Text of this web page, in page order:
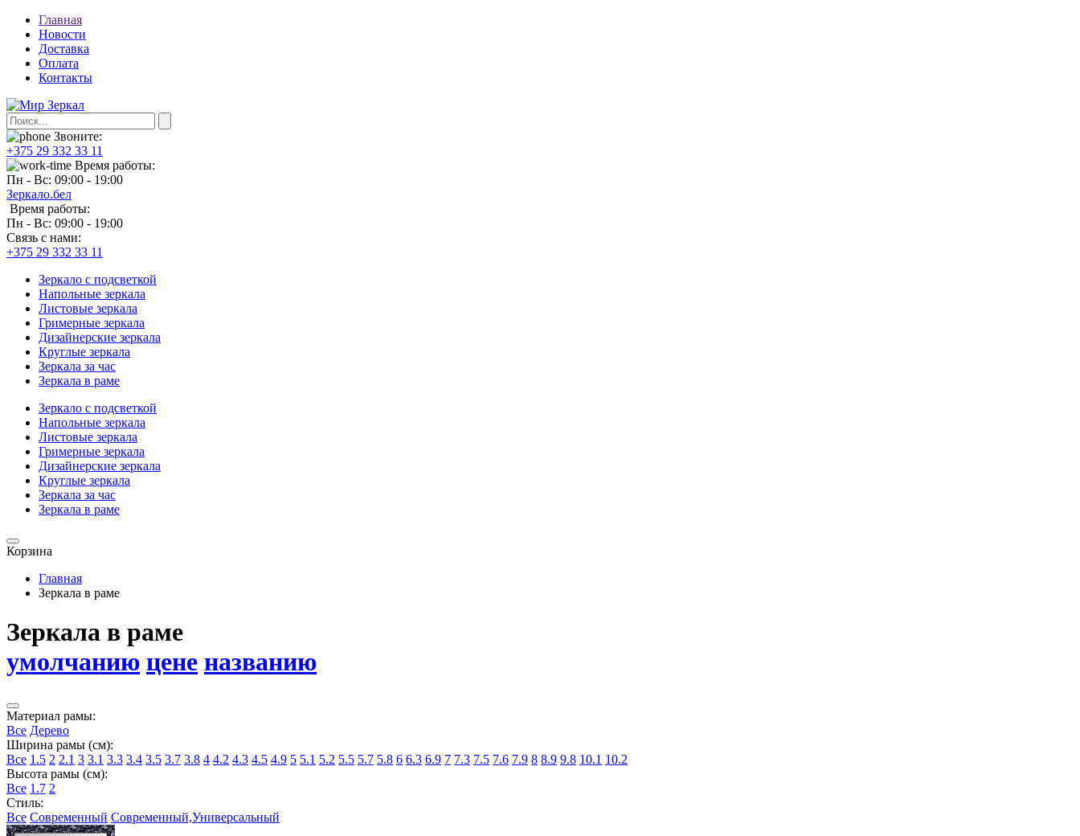
Главная
Новости
Доставка
Оплата
Контакты
Звоните:
+375 29 332 33 11
Время работы:
Пн - Вс: 09:00 - 19:00
Зеркало.бел
Время работы:
Пн - Вс: 09:00 - 19:00
Связь с нами:
+375 29 332 33 11
Зеркало с подсветкой
Напольные зеркала
Листовые зеркала
Гримерные зеркала
Дизайнерские зеркала
Круглые зеркала
Зеркала за час
Зеркала в раме
Зеркало с подсветкой
Напольные зеркала
Листовые зеркала
Гримерные зеркала
Дизайнерские зеркала
Круглые зеркала
Зеркала за час
Зеркала в раме
Корзина
Главная
Зеркала в раме
Зеркала в раме
умолчанию цене названию
Материал рамы:
Все Дерево
Ширина рамы (см):
Все 1.5 2 2.1 3 3.1 3.3 3.4 3.5 3.7 3.8 4 4.2 4.3 4.5 4.9 5 5.1 5.2 5.5 5.7 5.8 6 6.3 6.9 7 7.3 7.5 7.6 7.9 8 8.9 9.8 10.1 10.2
Высота рамы (см):
Все 1.7 2
Стиль:
Все Современный Современный,Универсальный